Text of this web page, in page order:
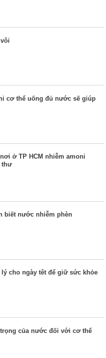
cơ thể uống đủ nước sẽ giúp
ở TP HCM nhiễm amoni
thư
biết nước nhiễm phèn
cho ngày têt để giữ sức khỏe
của nước đối với cơ thể